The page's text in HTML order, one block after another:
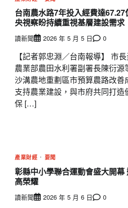
台南農水路7年投入經費達
央視察盼持續重視基層建設需求
讀新聞 2026 年 5 月 5 日 0
【記者郭忠淵／台南報導】 市
農業部農田水利署副署長陳衍
沙溝農地重劃區市預算農路改
支持農業建設，與市府共同打造
保 […]
產業財經 要聞
彰縣中小學聯合運動會盛大開
高榮耀
讀新聞 2026 年 5 月 6 日 0